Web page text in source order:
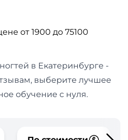
от 1900 до 75100
в Екатеринбурге -
выберите лучшее
обучение с нуля.
по нейросетям